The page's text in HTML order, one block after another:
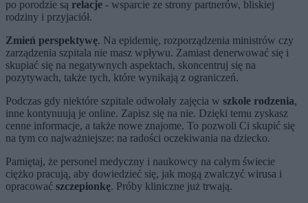
po porodzie są relacje - wsparcie ze strony partnerów, bliskiej
rodziny i przyjaciół.
Zmień perspektywę. Na epidemię, rozporządzenia ministrów czy
zarządzenia szpitala nie masz wpływu. Zamiast denerwować się i
skupiać się na negatywnych aspektach, skoncentruj się na
pozytywach, także tych, które wynikają z ograniczeń.
Podczas gdy niektóre szpitale odwołały zajęcia w szkole rodzenia,
inne kontynuują je online. Zapisz się na nie. Dzięki temu zyskasz
cenne informacje, a także nowe znajome. To pozwoli Ci skupić się
na tym co najważniejsze: na radości oczekiwania na dziecko.
Pamiętaj, że personel medyczny i naukowcy na całym świecie
ciężko pracują, aby dowiedzieć się, jak mogą zwalczyć wirusa i
opracować szczepionkę. Próby kliniczne już trwają.